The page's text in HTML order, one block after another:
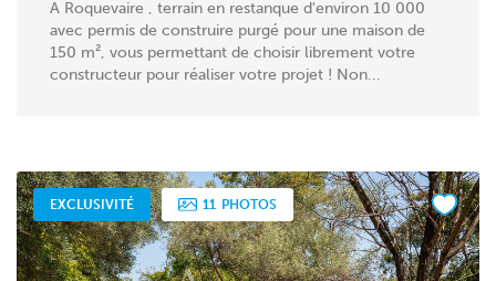
A Roquevaire , terrain en restanque d'environ 10 000
avec permis de construire purgé pour une maison de
150 m², vous permettant de choisir librement votre
constructeur pour réaliser votre projet ! Non...
EXCLUSIVITÉ 11 PHOTOS